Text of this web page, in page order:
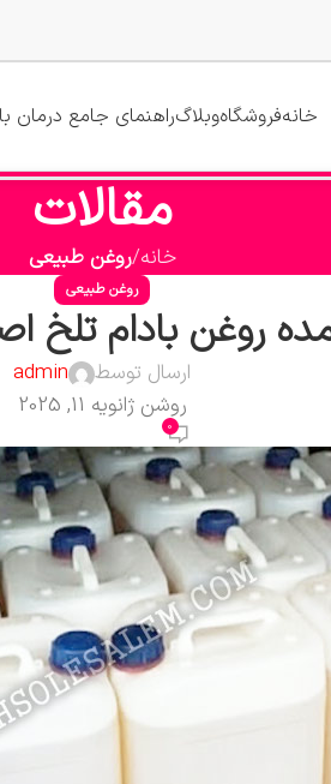
خانهفروشگاهوبلاگراهنمای جامع درمان
مقالات
خانه روغن طبیعی
روغن طبیعی
روغن بادام تلخ
ارسال توسط
admin
روشن ژانویه 11, 2025
0